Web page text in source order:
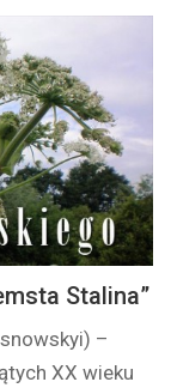
Stalina”
–
XX wieku